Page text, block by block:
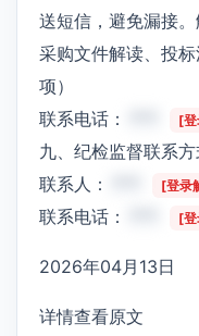
送短信，避免漏接
采购文件解读、投
项）
联系电话：
[登
九、纪检监督联系
联系人：
[登录
联系电话： [登
2026年04月13日
详情查看原文